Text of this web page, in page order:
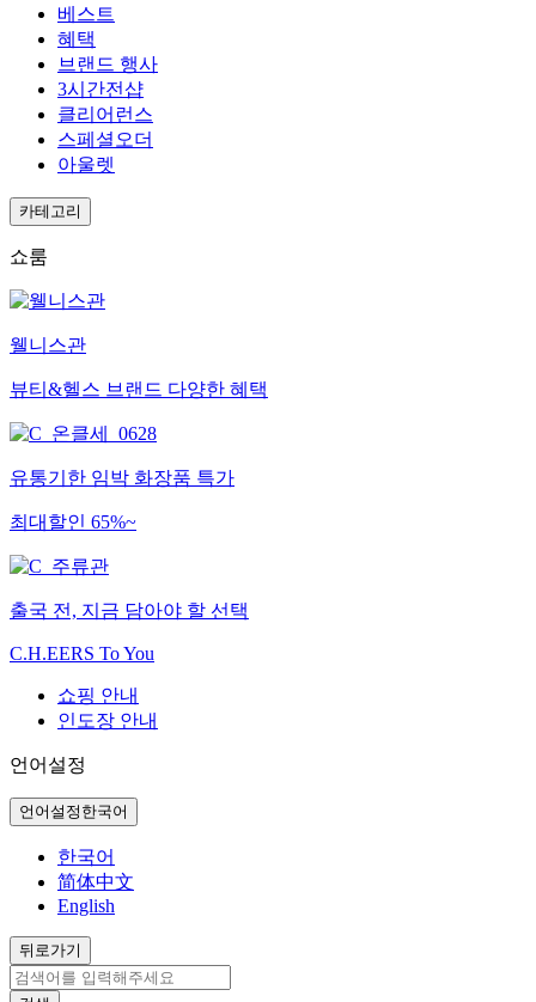
베스트
혜택
브랜드 행사
3시간전샵
클리어런스
스페셜오더
아울렛
카테고리
쇼룸
웰니스관
뷰티&헬스 브랜드 다양한 혜택
유통기한 임박 화장품 특가
최대할인 65%~
출국 전, 지금 담아야 할 선택
C.H.EERS To You
쇼핑 안내
인도장 안내
언어설정
언어설정 한국어
한국어
简体中文
English
뒤로가기